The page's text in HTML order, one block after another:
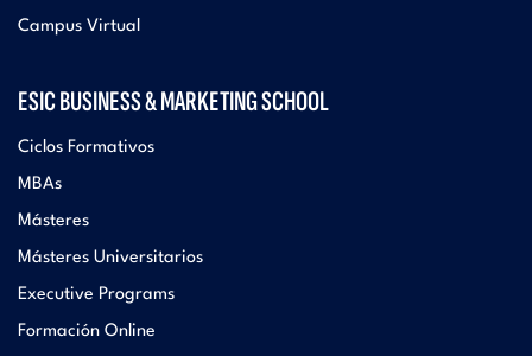
Campus Virtual
ESIC BUSINESS & MARKETING SCHOOL
Ciclos Formativos
MBAs
Másteres
Másteres Universitarios
Executive Programs
Formación Online